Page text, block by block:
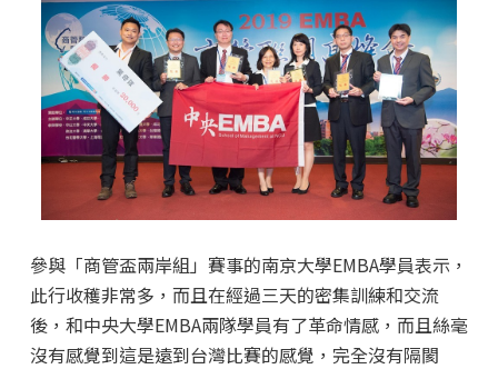
參與「商管盃兩岸組」賽事的南京大學EMBA學員表示，
此行收穫非常多，而且在經過三天的密集訓練和交流
後，和中央大學EMBA兩隊學員有了革命情感，而且絲毫
沒有感覺到這是遠到台灣比賽的感覺，完全沒有隔閡